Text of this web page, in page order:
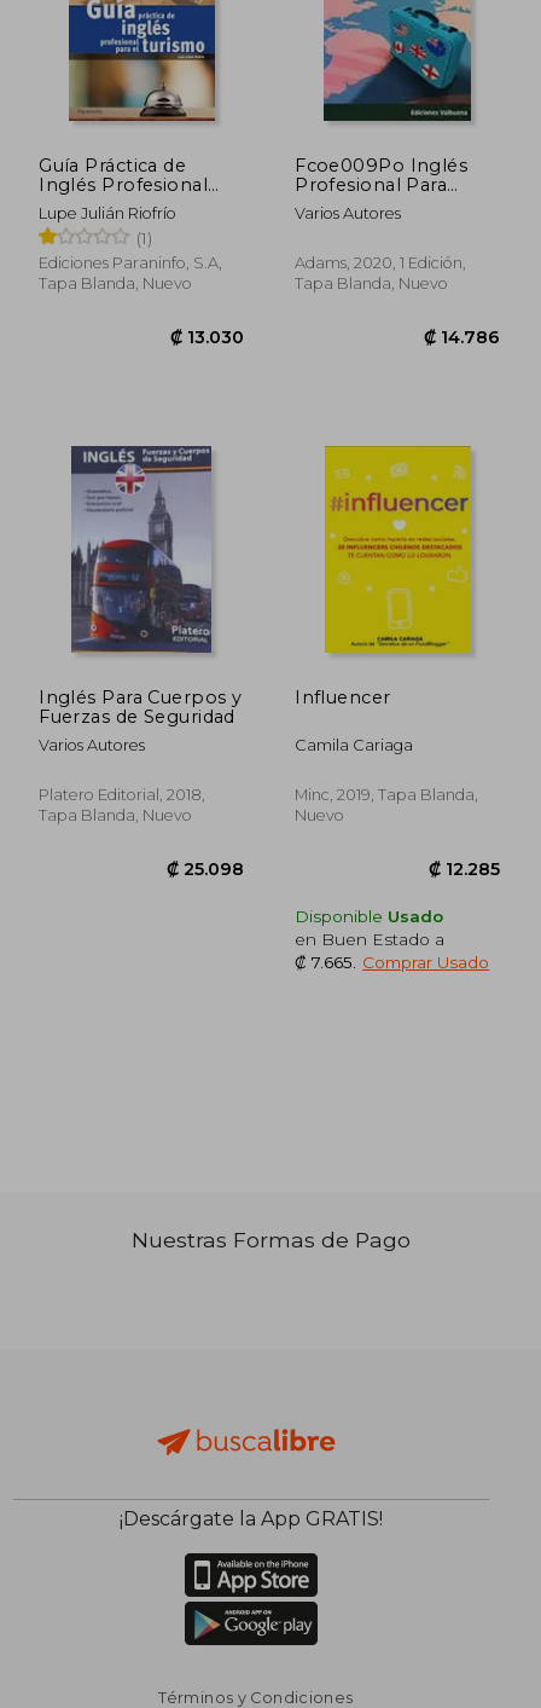
₡ 11.713
Guía Práctica de
Inglés Profesional
Para Turismo
Lupe Julián Riofrío
(1)
Ediciones Paraninfo, S.A,
Tapa Blanda, Nuevo
Fcoe009Po Inglés
Profesional Para
Turismo
Varios Autores
Adams, 2020, 1 Edición,
Tapa Blanda, Nuevo
Inglés Para Cuerpos y
Fuerzas de Seguridad
Varios Autores
Platero Editorial, 2018,
Tapa Blanda, Nuevo
Influencer
Camila Cariaga
Minc, 2019, Tapa Blanda,
Nuevo
Disponible Usado
en Buen Estado a
₡ 7.665
Comprar Usado
Nuestras Formas de Pago
¡Descárgate la App GRATIS!
Términos y Condiciones